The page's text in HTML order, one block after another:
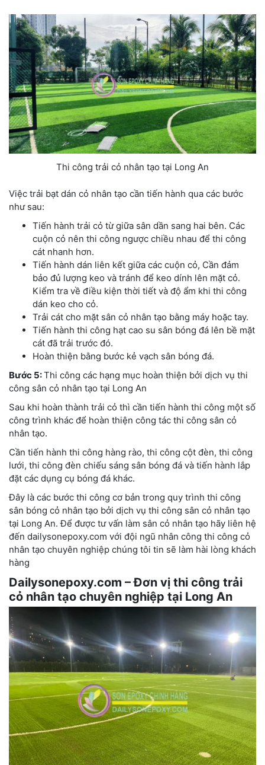
Thi công trải cỏ nhân tạo tại Long An
Việc trải bạt dán cỏ nhân tạo cần tiến hành qua các bước
như sau:
Tiến hành trải cỏ từ giữa sân dần sang hai bên. Các
cuộn cỏ nên thi công ngược chiều nhau để thi công
cát nhanh hơn.
Tiến hành dán liên kết giữa các cuộn cỏ, Cần đảm
bảo đủ lượng keo và tránh để keo dính lên mặt cỏ.
Kiểm tra về điều kiện thời tiết và độ ẩm khi thi công
dán keo cho cỏ.
Trải cát cho mặt sân cỏ nhân tạo bằng máy hoặc tay.
Tiến hành thi công hạt cao su sân bóng đá lên bề mặt
cát đã trải trước đó.
Hoàn thiện bằng bước kẻ vạch sân bóng đá.
Bước 5:Thi công các hạng mục hoàn thiện bởi dịch vụ thi
công sân cỏ nhân tạo tại Long An
Sau khi hoàn thành trải cỏ thì cần tiến hành thi công một số
công trình khác để hoàn thiện công tác thi công sân cỏ
nhân tạo.
Cần tiến hành thi công hàng rào, thi công cột đèn, thi công
lưới, thi công đèn chiếu sáng sân bóng đá và tiến hành lắp
đặt các dụng cụ bóng đá khác.
Đây là các bước thi công cơ bản trong quy trình thi công
sân bóng cỏ nhân tạo bởi dịch vụ thi công sân cỏ nhân tạo
tại Long An. Để được tư vấn làm sân cỏ nhân tạo hãy liên hệ
đến dailysonepoxy.com với đội ngũ nhân công thi công cỏ
nhân tạo chuyên nghiệp chúng tôi tin sẽ làm hài lòng khách
hàng
Dailysonepoxy.com – Đơn vị thi công trải
cỏ nhân tạo chuyên nghiệp tại Long An